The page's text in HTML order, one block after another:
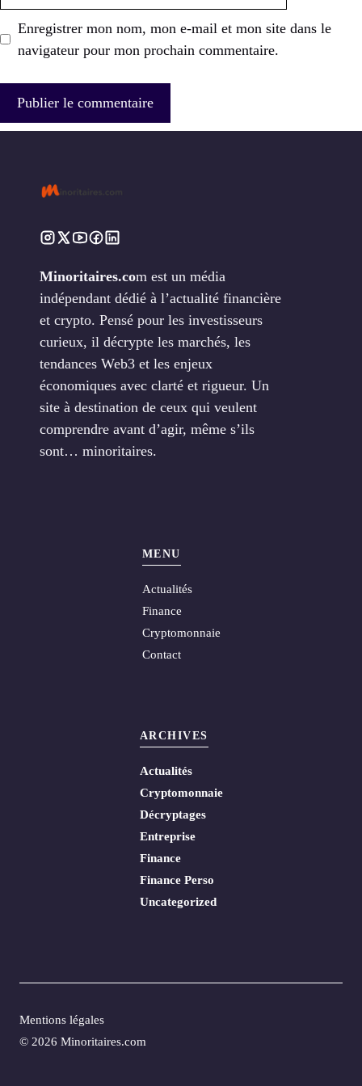
Enregistrer mon nom, mon e-mail et mon site dans le
navigateur pour mon prochain commentaire.
Minoritaires.com est un média
indépendant dédié à l’actualité financière
et crypto. Pensé pour les investisseurs
curieux, il décrypte les marchés, les
tendances Web3 et les enjeux
économiques avec clarté et rigueur. Un
site à destination de ceux qui veulent
comprendre avant d’agir, même s’ils
sont… minoritaires.
MENU
Actualités
Finance
Cryptomonnaie
Contact
ARCHIVES
Actualités
Cryptomonnaie
Décryptages
Entreprise
Finance
Finance Perso
Uncategorized
© 2026 Minoritaires.com
Mentions légales